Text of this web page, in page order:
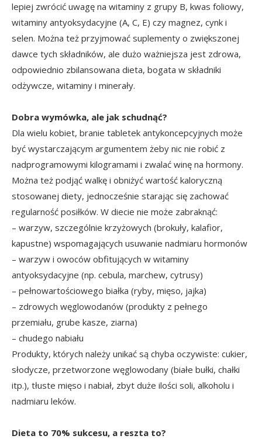
lepiej zwrócić uwagę na witaminy z grupy B, kwas foliowy,
witaminy antyoksydacyjne (A, C, E) czy magnez, cynk i
selen. Można też przyjmować suplementy o zwiększonej
dawce tych składników, ale dużo ważniejsza jest zdrowa,
odpowiednio zbilansowana dieta, bogata w składniki
odżywcze, witaminy i minerały.
Dobra wymówka, ale jak schudnąć?
Dla wielu kobiet, branie tabletek antykoncepcyjnych może
być wystarczającym argumentem żeby nic nie robić z
nadprogramowymi kilogramami i zwalać winę na hormony.
Można też podjąć walkę i obniżyć wartość kaloryczną
stosowanej diety, jednocześnie starając się zachować
regularność posiłków. W diecie nie może zabraknąć:
– warzyw, szczególnie krzyżowych (brokuły, kalafior,
kapustne) wspomagających usuwanie nadmiaru hormonów
– warzyw i owoców obfitujących w witaminy
antyoksydacyjne (np. cebula, marchew, cytrusy)
– pełnowartościowego białka (ryby, mięso, jajka)
– zdrowych węglowodanów (produkty z pełnego
przemiału, grube kasze, ziarna)
– chudego nabiału
Produkty, których należy unikać są chyba oczywiste: cukier,
słodycze, przetworzone węglowodany (białe bułki, chałki
itp.), tłuste mięso i nabiał, zbyt duże ilości soli, alkoholu i
nadmiaru leków.
Dieta to 70% sukcesu, a reszta to?